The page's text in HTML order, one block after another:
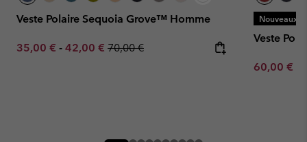
Veste Polaire Sequoia Grove™ Homme
Minimum sale price:
35,00 € - Maximum sale price:
42,00 € Regular price:
70,00 €
Nouveaux
Veste
Minimum
60,00 €